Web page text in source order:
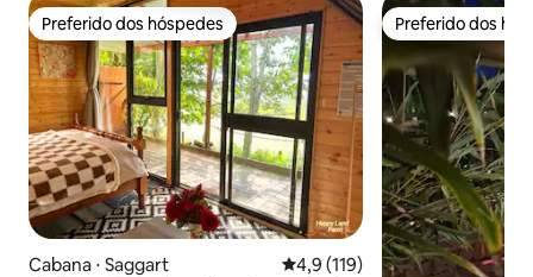
Preferido dos hóspedes
Preferido dos hóspedes
Cabana ⋅ Saggart 4,9 de uma avaliação média de
4,9 (119)
Preferido dos
Preferido dos